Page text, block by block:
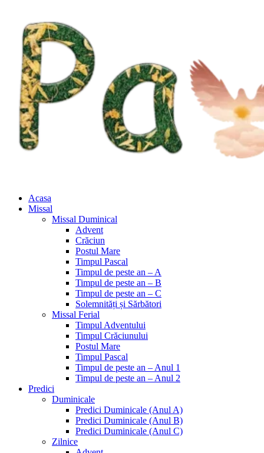
Acasa
Missal
Missal Duminical
Advent
Crăciun
Postul Mare
Timpul Pascal
Timpul de peste an – A
Timpul de peste an – B
Timpul de peste an – C
Solemnități și Sărbători
Missal Ferial
Timpul Adventului
Timpul Crăciunului
Postul Mare
Timpul Pascal
Timpul de peste an – Anul 1
Timpul de peste an – Anul 2
Predici
Duminicale
Predici Duminicale (Anul A)
Predici Duminicale (Anul B)
Predici Duminicale (Anul C)
Zilnice